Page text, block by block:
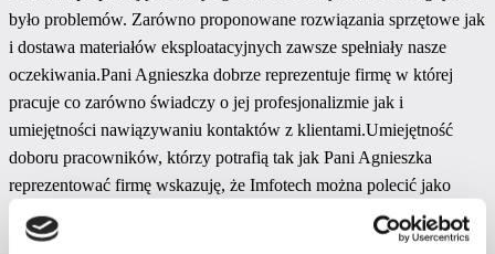
było problemów. Zarówno proponowane rozwiązania sprzętowe jak
i dostawa materiałów eksploatacyjnych zawsze spełniały nasze
oczekiwania.Pani Agnieszka dobrze reprezentuje firmę w której
pracuje co zarówno świadczy o jej profesjonalizmie jak i
umiejętności nawiązywaniu kontaktów z klientami.Umiejętność
doboru pracowników, którzy potrafią tak jak Pani Agnieszka
reprezentować firmę wskazuję, że Imfotech można polecić jako
spr...
czytaj całość